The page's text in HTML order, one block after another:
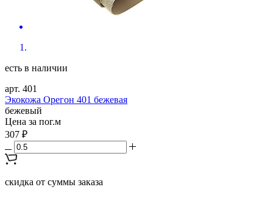
есть в наличии
арт. 401
Экокожа Орегон 401 бежевая
бежевый
Цена за пог.м
307 ₽
скидка от суммы заказа